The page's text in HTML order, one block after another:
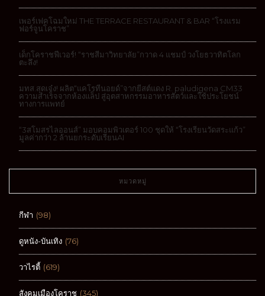
เพอร์เฟคโฉมใหม่ THE TERRACE RESTAURANT & BAR “โรงแรม
ฟอร์จูนโคราช”
เด็กโคราชฟีเวอร์! “ราชสีมาวิทยาลัย”กวาด 4 แชมป์ วงโยธวาทิตโลก
ตะลึง!
มทส.สุดเจ๋ง! ผลิต“แคโรทีนอยด์”จากยีสต์แดง R. paludigena CM33
ความสำเร็จจากห้องแล็ป สู่อุตสาหกรรมอาหารสัตว์และใช้ประโยชน์
ทางการแพทย์
“3สโมสรไลออนส์” มอบคอมพิวเตอร์ 100 ชุดให้ “โรงเรียนวัดสระแก้ว”
มูลค่ากว่า 2 ล้านยกระดับเรียนAI
หมวดหมู่
กีฬา (98)
ดูหนัง-บันเทิง (76)
วาไรตี้ (619)
สังคมเมืองโคราช (345)